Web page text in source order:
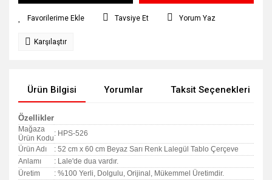
Tavsiye Et Yorum Yaz
Karşılaştır
Ürün Bilgisi Yorumlar Taksit Seçenekleri
Özellikler
Mağaza
Ürün Kodu
: HPS-526
Ürün Adı
: 52 cm x 60 cm Beyaz Sarı Renk Lalegül Tablo Çerçeve
Anlamı
: Lale'de dua vardır.
Üretim
: %100 Yerli, Dolgulu, Orijinal, Mükemmel Üretimdir.